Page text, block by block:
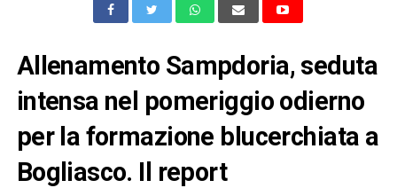
Allenamento Sampdoria, seduta
intensa nel pomeriggio odierno
per la formazione blucerchiata a
Bogliasco. Il report